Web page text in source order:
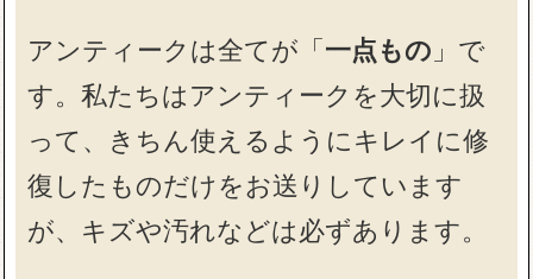
アンティークは全てが「一点もの 」で
す。私たちはアンティークを大切に扱
って、きちん使えるようにキレイに修
復したものだけをお送りしています
が、キズや汚れなどは必ずあります。